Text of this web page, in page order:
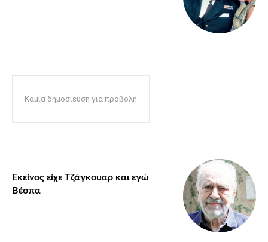
Καμία δημοσίευση για προβολή
Εκείνος είχε Τζάγκουαρ και εγώ
Βέσπα